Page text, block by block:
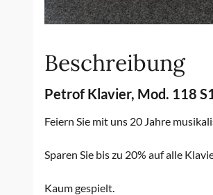
Beschreibung
Petrof Klavier, Mod. 118
Feiern Sie mit uns 20 Jahre
Sparen Sie bis zu 20% auf alle
Kaum gespielt.